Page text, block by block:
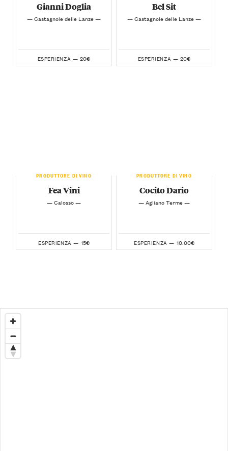
Gianni Doglia
— Castagnole delle Lanze —
ESPERIENZA — 20€
Bel Sit
— Castagnole delle Lanze —
ESPERIENZA — 20€
PRODUTTORE DI VINO
Fea Vini
— Calosso —
ESPERIENZA — 15€
PRODUTTORE DI VINO
Cocito Dario
— Agliano Terme —
ESPERIENZA — 10.00€